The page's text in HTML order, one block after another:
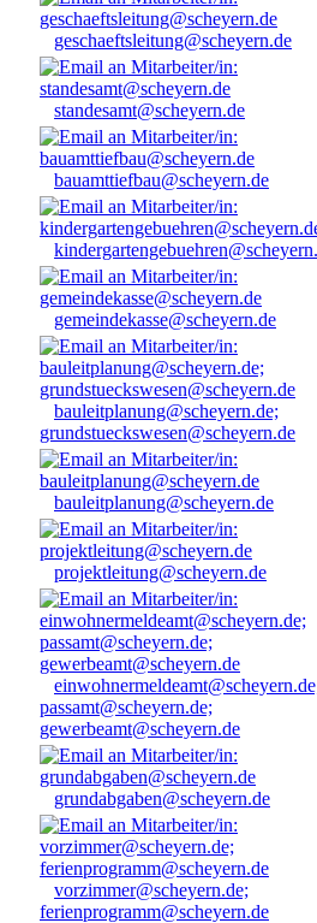
geschaeftsleitung@scheyern.de
standesamt@scheyern.de
bauamttiefbau@scheyern.de
gemeindekasse@scheyern.de
bauleitplanung@scheyern.de;
grundstueckswesen@scheyern.de
bauleitplanung@scheyern.de
projektleitung@scheyern.de
passamt@scheyern.de;
gewerbeamt@scheyern.de
grundabgaben@scheyern.de
vorzimmer@scheyern.de;
ferienprogramm@scheyern.de